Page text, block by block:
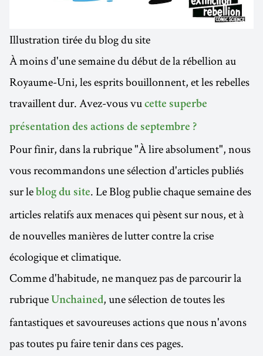
Illustration tirée du blog du site
À moins d'une semaine du début de la rébellion au
Royaume-Uni, les esprits bouillonnent, et les rebelles
travaillent dur. Avez-vous vu cette superbe
présentation des actions de septembre ?
Pour finir, dans la rubrique "À lire absolument", nous
vous recommandons une sélection d'articles publiés
sur le blog du site. Le Blog publie chaque semaine des
articles relatifs aux menaces qui pèsent sur nous, et à
de nouvelles manières de lutter contre la crise
écologique et climatique.
Comme d'habitude, ne manquez pas de parcourir la
rubrique Unchained, une sélection de toutes les
fantastiques et savoureuses actions que nous n'avons
pas toutes pu faire tenir dans ces pages.